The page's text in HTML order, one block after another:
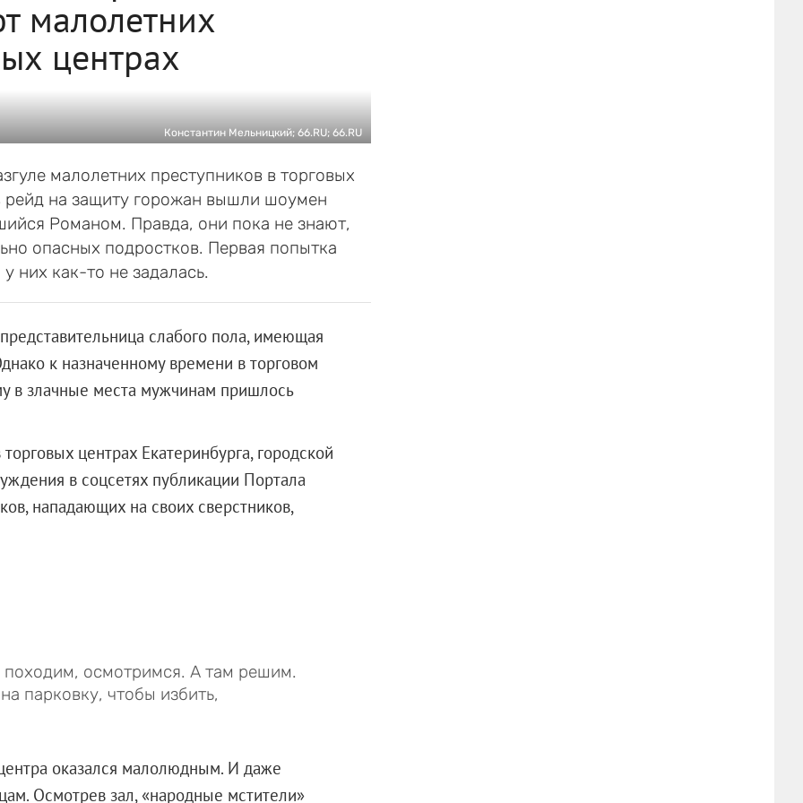
малолетних
центрах
Константин Мельницкий; 66.RU; 66.RU
малолетних преступников в торговых
рейд на защиту горожан вышли шоумен
Романом. Правда, они пока не знают,
опасных подростков. Первая попытка
них как-то не задалась.
слабого пола, имеющая
к назначенному времени в торговом
в злачные места мужчинам пришлось
центрах Екатеринбурга, городской
в соцсетях публикации Портала
нападающих на своих сверстников,
осмотримся. А там решим.
парковку, чтобы избить,
оказался малолюдным. И даже
Осмотрев зал, «народные мстители»